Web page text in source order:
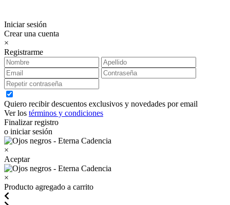
Iniciar sesión
Crear una cuenta
×
Registrarme
Quiero recibir descuentos exclusivos y novedades por email
Ver los términos y condiciones
Finalizar registro
o iniciar sesión
×
Aceptar
×
Producto agregado a carrito